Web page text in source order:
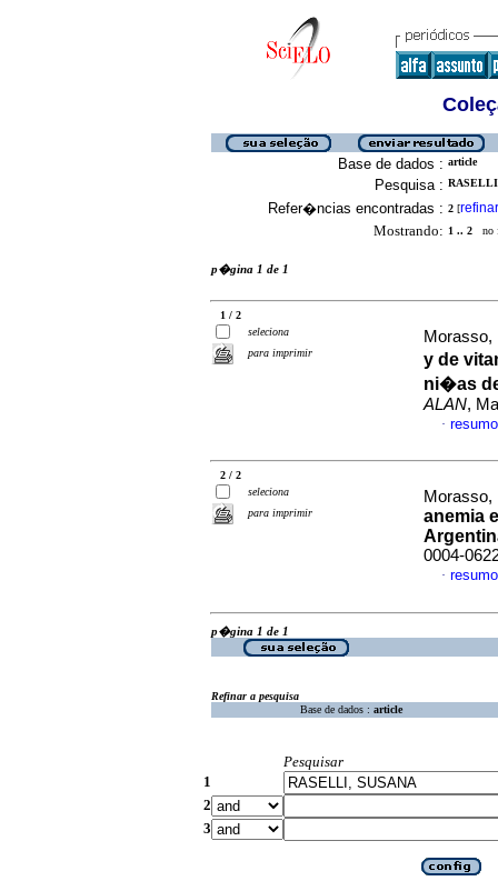
Base de dados : article
Pesquisa :
Refer�ncias encontradas : 2 [refinar
Mostrando: 1 .. 2 no
p�gina 1 de 1
1 / 2
seleciona
para imprimir
y de
ni�as
ALAN,
·
2 / 2
seleciona
para imprimir
anemia
0004-
·
p�gina 1 de 1
Refinar a pesquisa
Base de dados : article
Pesquisar
1
2
3